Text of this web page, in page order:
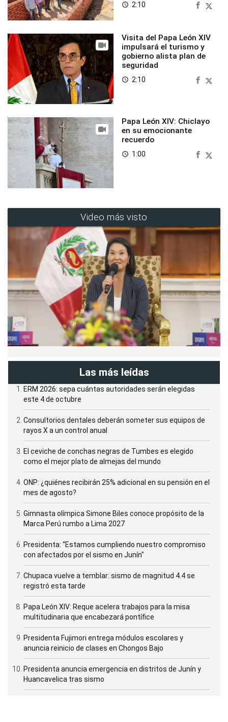
access_time 2:10
Visita del Papa León XIV
impulsará el turismo y
gobierno alista plan de
seguridad
access_time 2:10
Papa León XIV: Chiclayo
en su emocionante
recuerdo
access_time 1:00
Video más visto
Las más leídas
ERM 2026: sepa cuántas autoridades serán elegidas
este 4 de octubre
Consultorios dentales deberán someter sus equipos de
rayos X a un control anual
El ceviche de conchas negras de Tumbes es elegido
como el mejor plato de almejas del mundo
ONP: ¿quiénes recibirán 25% adicional en su pensión en el
mes de agosto?
Gimnasta olímpica Simone Biles conoce propósito de la
Marca Perú rumbo a Lima 2027
Presidenta: “Estamos cumpliendo nuestro compromiso
con afectados por el sismo en Junín"
Chupaca vuelve a temblar: sismo de magnitud 4.4 se
registró esta tarde
Papa León XIV: Reque acelera trabajos para la misa
multitudinaria que encabezará pontífice
Presidenta Fujimori entrega módulos escolares y
anuncia reinicio de clases en Chongos Bajo
Presidenta anuncia emergencia en distritos de Junín y
Huancavelica tras sismo